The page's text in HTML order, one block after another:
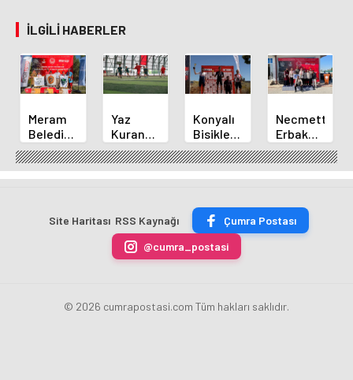
İLGILI HABERLER
Meram
Belediyespor
Okçuları
Türkiye
Şampiyonası'ndan
Yaz
Kuran
Kursu
Öğrencileri
Futbol
Konyalı
Bisikletçi
Ahmet
Can
Akpınar
Madalyayı
Aldı
Necmettin
Erbakan
Üniversitesi
Geleneksel
Okçulukta
Site Haritası RSS Kaynağı
Çumra Postası
@cumra_postasi
© 2026 cumrapostasi.com Tüm hakları saklıdır.